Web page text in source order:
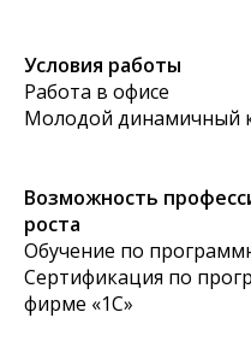
Условия работы
Работа в офисе
Молодой динамичный
Возможность
роста
Обучение по
Сертификация по
фирме «1С»